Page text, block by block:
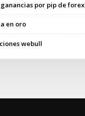
por pip de forex
en oro
webull